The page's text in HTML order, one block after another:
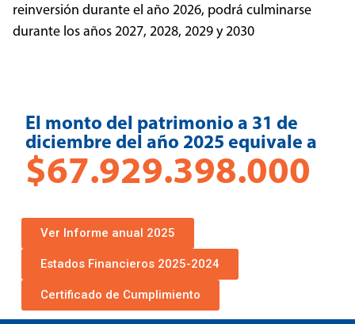
reinversión durante el año 2026, podrá culminarse
durante los años 2027, 2028, 2029 y 2030
El monto del patrimonio a 31 de
diciembre del año 2025 equivale a
$67.929.398.000
Ver Informe anual 2025
Estados Financieros 2025-2024
Certificado de Cumplimiento